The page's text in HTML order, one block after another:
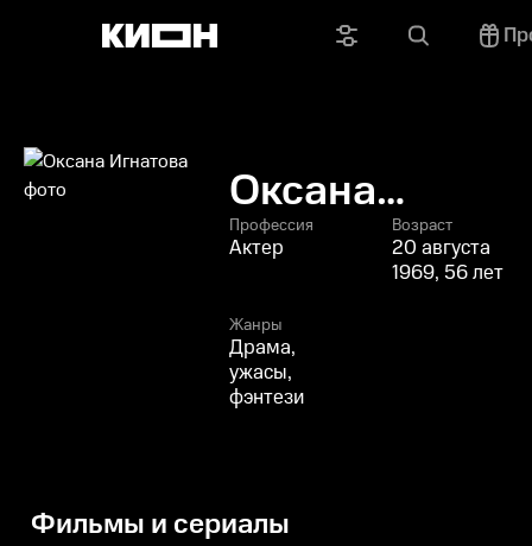
Оксана
Игнатова
Профессия
Актер
Возраст
20 августа
1969, 56 лет
Жанры
Драма,
ужасы,
фэнтези
Фильмы и сериалы